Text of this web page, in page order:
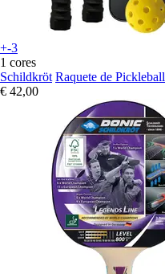
+-3
1 cores
Schildkröt Raquete de Pickleball
€ 42,00